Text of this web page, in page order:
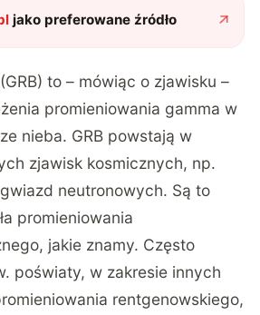
jako preferowane źródło
to – mówiąc o zjawisku –
promieniowania gamma w
nieba. GRB powstają w
zjawisk kosmicznych, np.
neutronowych. Są to
promieniowania
jakie znamy. Często
poświaty, w zakresie innych
rentgenowskiego,